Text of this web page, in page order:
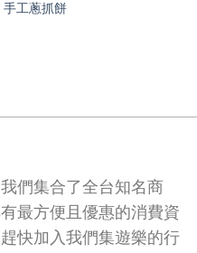
手工蔥抓餅
們集合了全台知名商
最方便且優惠的消費資
快加入我們集遊樂的行